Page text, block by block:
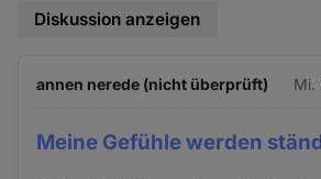
Diskussion anzeigen
annen nerede (nicht überprüft) Mi.
Meine Gefühle werden